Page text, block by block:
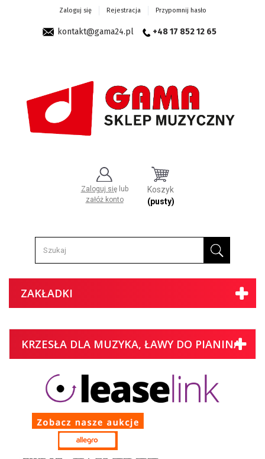
Zaloguj się Rejestracja Przypomnij hasło
kontakt@gama24.pl +48 17 852 12 65
Zaloguj się lub
załóż konto
Koszyk
(pusty)
ZAKŁADKI
KRZESŁA DLA MUZYKA, ŁAWY DO PIANINA